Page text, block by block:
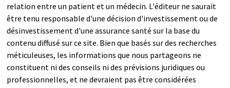
relation entre un patient et un médecin. L'éditeur ne saurait
être tenu responsable d'une décision d'investissement ou de
désinvestissement d'une assurance santé sur la base du
contenu diffusé sur ce site. Bien que basés sur des recherches
méticuleuses, les informations que nous partageons ne
constituent ni des conseils ni des prévisions juridiques ou
professionnelles, et ne devraient pas être considérées